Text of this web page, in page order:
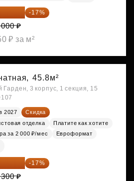
340 ₽ -17%
₽
₽ за м²
45.8м²
3 корпус, 1 секция, 15
2027
Скидка
отделка
Платите как хотите
за 2 000 ₽/мес
Евроформат
399 ₽ -17%
₽